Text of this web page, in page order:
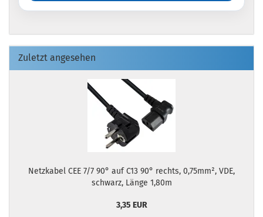
Zuletzt angesehen
Netzkabel CEE 7/7 90° auf C13 90° rechts, 0,75mm², VDE,
schwarz, Länge 1,80m
3,35 EUR